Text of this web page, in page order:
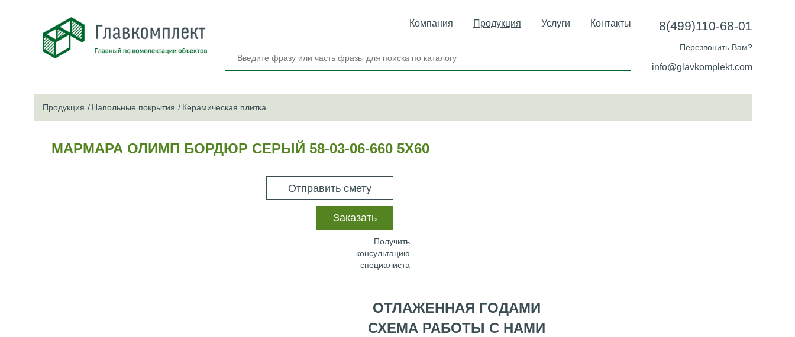
Компания Продукция Услуги Контакты 8(499)110-68-01
Перезвонить Вам?
info@glavkomplekt.com
Продукция Напольные покрытия Керамическая плитка
МАРМАРА ОЛИМП БОРДЮР СЕРЫЙ 58-03-06-660 5Х60
Отправить смету
Заказать
Получить
консультацию
специалиста
ОТЛАЖЕННАЯ ГОДАМИ
СХЕМА РАБОТЫ С НАМИ